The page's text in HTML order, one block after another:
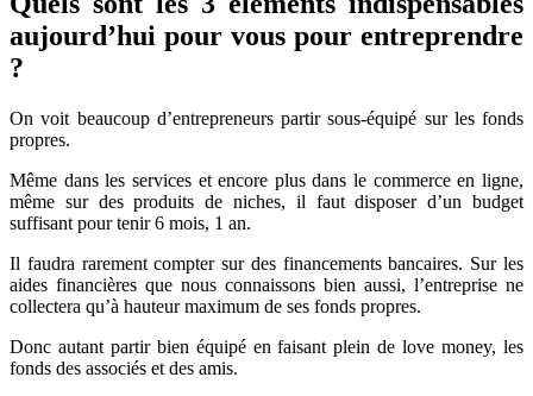
aujourd’hui pour vous pour entreprendre
?
On voit beaucoup d’entrepreneurs partir sous-équipé sur les fonds
propres.
Même dans les services et encore plus dans le commerce en ligne,
même sur des produits de niches, il faut disposer d’un budget
suffisant pour tenir 6 mois, 1 an.
Il faudra rarement compter sur des financements bancaires. Sur les
aides financières que nous connaissons bien aussi, l’entreprise ne
collectera qu’à hauteur maximum de ses fonds propres.
Donc autant partir bien équipé en faisant plein de love money, les
fonds des associés et des amis.